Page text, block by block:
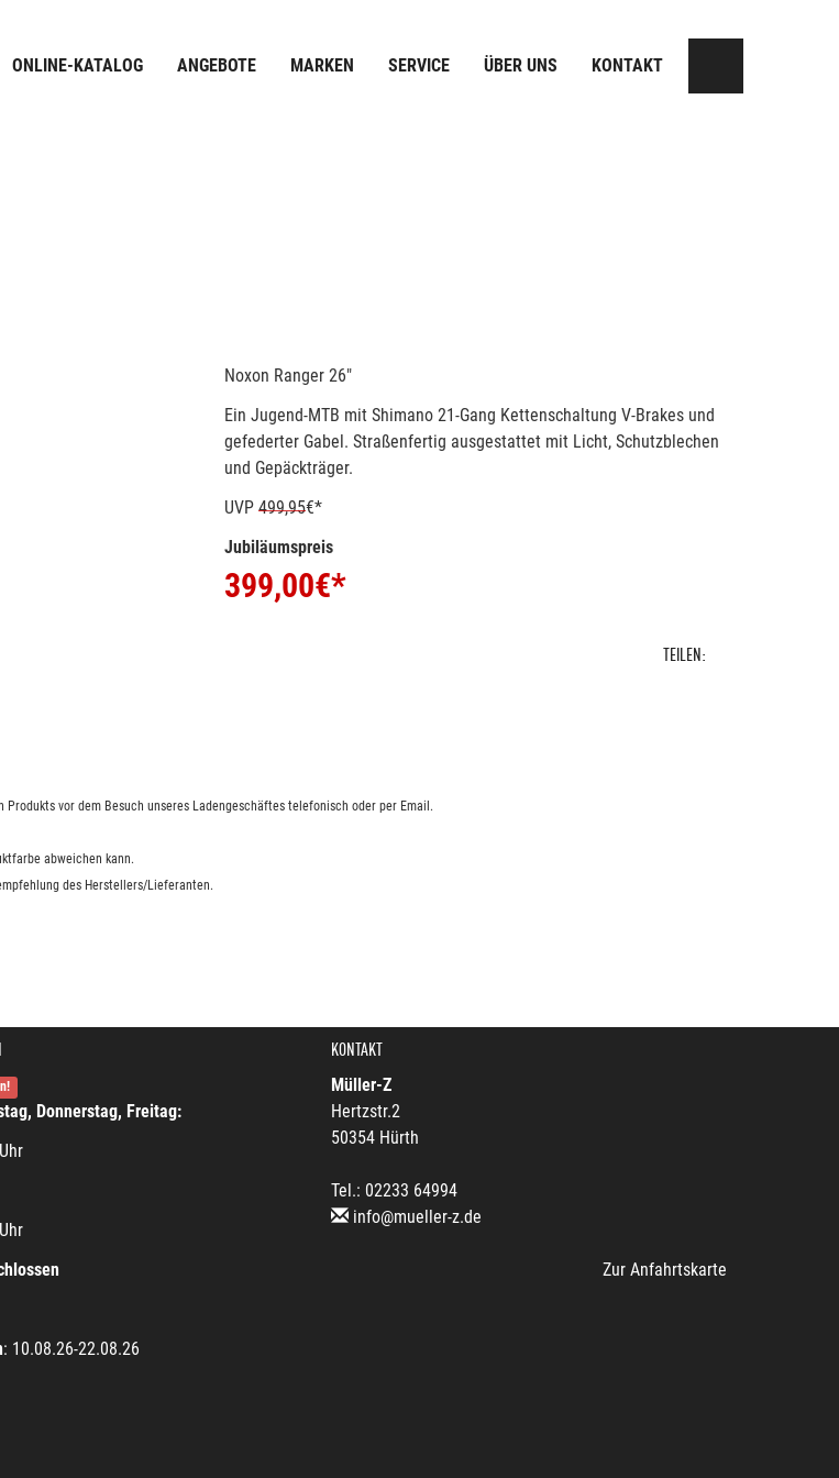
ONLINE-KATALOG ANGEBOTE MARKEN SERVICE ÜBER UNS KONTAKT
Noxon Ranger 26"
Ein Jugend-MTB mit Shimano 21-Gang Kettenschaltung V-Brakes und
gefederter Gabel. Straßenfertig ausgestattet mit Licht, Schutzblechen
und Gepäckträger.
UVP 499,95€*
Jubiläumspreis
399,00€*
TEILEN:
vor dem Besuch unseres Ladengeschäftes telefonisch oder per Email.
abweichen kann.
des Herstellers/Lieferanten.
Donnerstag, Freitag:
: 10.08.26-22.08.26
KONTAKT
Müller-Z
Hertzstr.2
50354 Hürth
Tel.: 02233 64994
info@mueller-z.de
Zur Anfahrtskarte